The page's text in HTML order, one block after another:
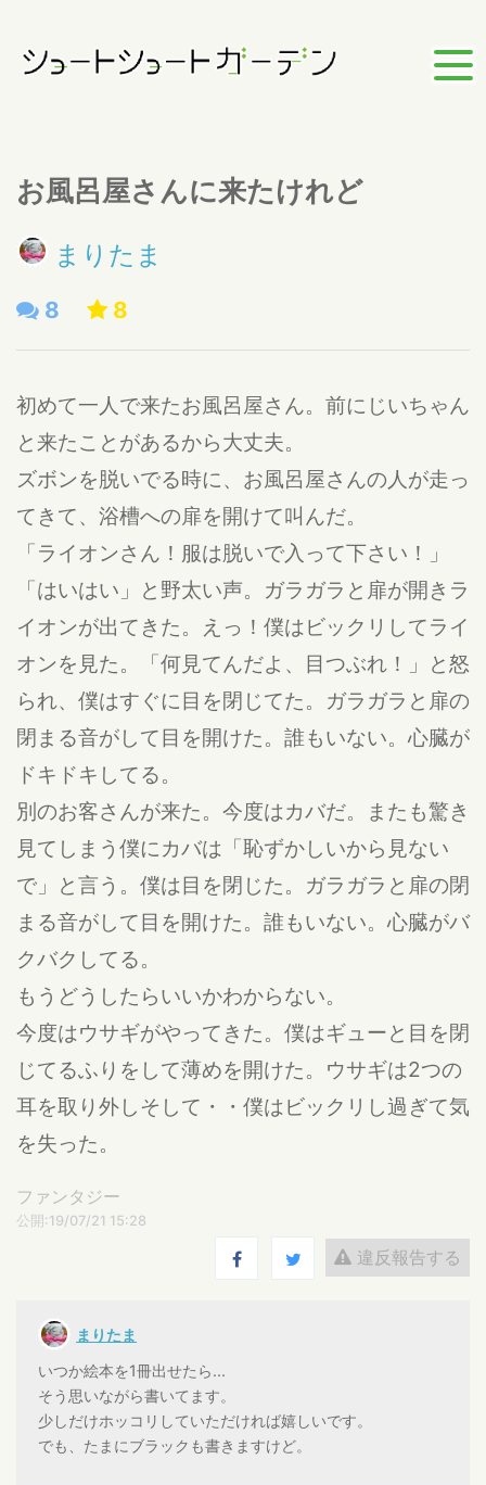
お風呂屋さんに来たけれど
まりたま
8 8
初めて一人で来たお風呂屋さん。前にじいちゃん
と来たことがあるから大丈夫。
ズボンを脱いでる時に、お風呂屋さんの人が走っ
てきて、浴槽への扉を開けて叫んだ。
「ライオンさん！服は脱いで入って下さい！」
「はいはい」と野太い声。ガラガラと扉が開きラ
イオンが出てきた。えっ！僕はビックリしてライ
オンを見た。「何見てんだよ、目つぶれ！」と怒
られ、僕はすぐに目を閉じてた。ガラガラと扉の
閉まる音がして目を開けた。誰もいない。心臓が
ドキドキしてる。
別のお客さんが来た。今度はカバだ。またも驚き
見てしまう僕にカバは「恥ずかしいから見ない
で」と言う。僕は目を閉じた。ガラガラと扉の閉
まる音がして目を開けた。誰もいない。心臓がバ
クバクしてる。
もうどうしたらいいかわからない。
今度はウサギがやってきた。僕はギューと目を閉
じてるふりをして薄めを開けた。ウサギは2つの
耳を取り外しそして・・僕はビックリし過ぎて気
を失った。
ファンタジー
公開:19/07/21 15:28
違反報告する
まりたま
いつか絵本を1冊出せたら...
そう思いながら書いてます。
少しだけホッコリしていただければ嬉しいです。
でも、たまにブラックも書きますけど。